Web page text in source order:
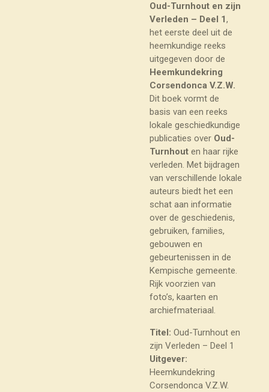
Oud-Turnhout en zijn
Verleden – Deel 1 ,
het eerste deel uit de
heemkundige reeks
uitgegeven door de
Heemkundekring
Corsendonca V.Z.W.
Dit boek vormt de
basis van een reeks
lokale geschiedkundige
publicaties over Oud-
Turnhout en haar rijke
verleden. Met bijdragen
van verschillende lokale
auteurs biedt het een
schat aan informatie
over de geschiedenis,
gebruiken, families,
gebouwen en
gebeurtenissen in de
Kempische gemeente.
Rijk voorzien van
foto’s, kaarten en
archiefmateriaal.
Titel: Oud-Turnhout en
zijn Verleden – Deel 1
Uitgever:
Heemkundekring
Corsendonca V.Z.W.